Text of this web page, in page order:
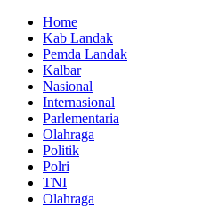
Home
Kab Landak
Pemda Landak
Kalbar
Nasional
Internasional
Parlementaria
Olahraga
Politik
Polri
TNI
Olahraga